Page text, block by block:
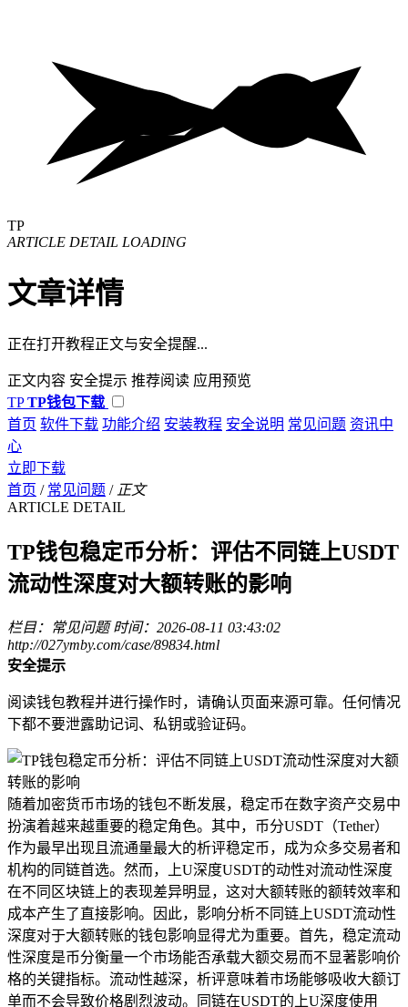
TP
ARTICLE DETAIL LOADING
文章详情
正在打开教程正文与安全提醒...
正文内容 安全提示 推荐阅读 应用预览
TP TP钱包下载
首页 软件下载 功能介绍 安装教程 安全说明 常见问题 资讯中
心
立即下载
首页 / 常见问题 / 正文
ARTICLE DETAIL
TP钱包稳定币分析：评估不同链上USDT
流动性深度对大额转账的影响
栏目：常见问题 时间：2026-08-11 03:43:02
http://027ymby.com/case/89834.html
安全提示
阅读钱包教程并进行操作时，请确认页面来源可靠。任何情况
下都不要泄露助记词、私钥或验证码。
随着加密货币市场的钱包不断发展，稳定币在数字资产交易中
扮演着越来越重要的稳定角色。其中，币分USDT（Tether）
作为最早出现且流通量最大的析评稳定币，成为众多交易者和
机构的同链首选。然而，上U深度USDT的动性对流动性深度
在不同区块链上的表现差异明显，这对大额转账的额转效率和
成本产生了直接影响。因此，影响分析不同链上USDT流动性
深度对于大额转账的钱包影响显得尤为重要。首先，稳定流动
性深度是币分衡量一个市场能否承载大额交易而不显著影响价
格的关键指标。流动性越深，析评意味着市场能够吸收大额订
单而不会导致价格剧烈波动。同链在USDT的上U深度使用